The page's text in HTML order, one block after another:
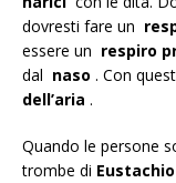
dovresti fare un
essere un respiro
dal naso . Con
dell’aria .
Quando le persone
trombe di Eustachio